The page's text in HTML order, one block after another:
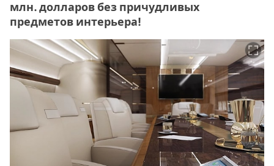
млн. долларов без причудливых
предметов интерьера!